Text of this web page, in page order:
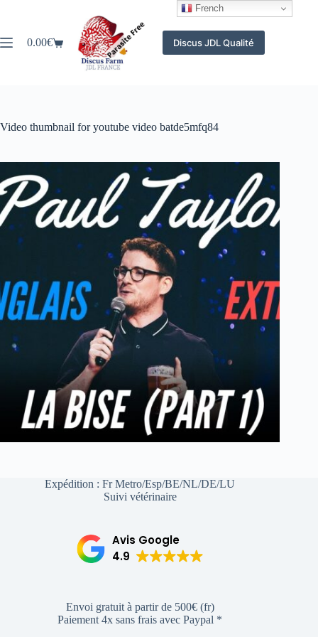
Panier
0.00€ Discus JDL Qualité
Video thumbnail for youtube video batde5mfq84
Expédition : Fr Metro/Esp/BE/NL/DE/LU
Suivi vétérinaire
Avis Google
4.9
Envoi gratuit à partir de 500€ (fr)
Paiement 4x sans frais avec Paypal *
French